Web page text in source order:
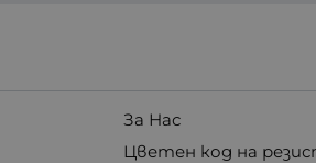
За Нас
Цветен код на